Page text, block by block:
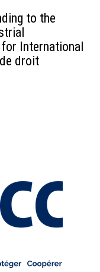
to the
International
droit